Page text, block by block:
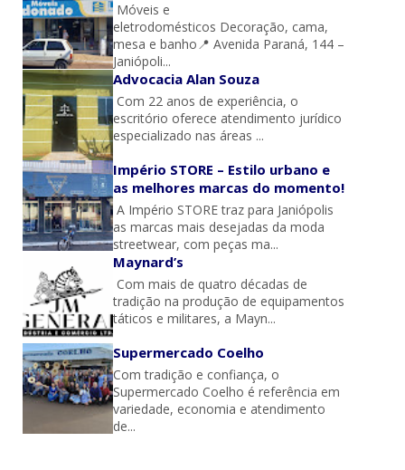
Móveis e
eletrodomésticos Decoração, cama,
mesa e banho📍 Avenida Paraná, 144 –
Janiópoli...
Advocacia Alan Souza
Com 22 anos de experiência, o
escritório oferece atendimento jurídico
especializado nas áreas ...
Império STORE – Estilo urbano e
as melhores marcas do momento!
A Império STORE traz para Janiópolis
as marcas mais desejadas da moda
streetwear, com peças ma...
Maynard’s
Com mais de quatro décadas de
tradição na produção de equipamentos
táticos e militares, a Mayn...
Supermercado Coelho
Com tradição e confiança, o
Supermercado Coelho é referência em
variedade, economia e atendimento
de...